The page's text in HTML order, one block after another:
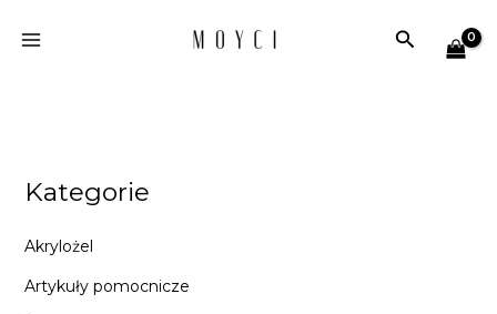
Szukaj
Kategorie
Akrylożel
Artykuły pomocnicze